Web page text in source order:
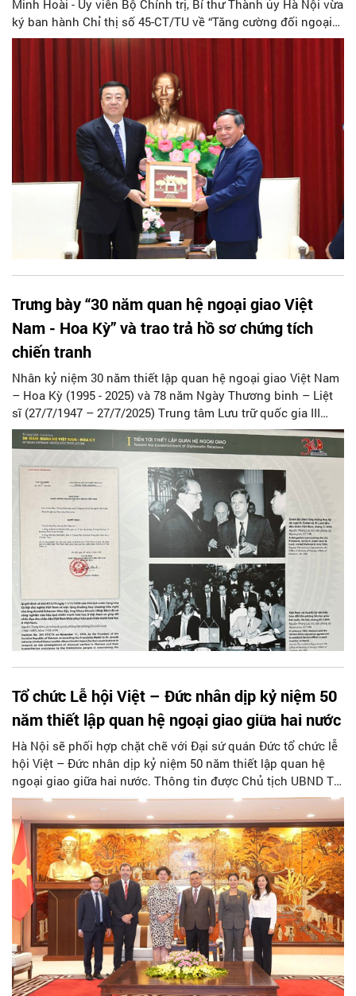
Minh Hoài - Ủy viên Bộ Chính trị, Bí thư Thành ủy Hà Nội vừa
ký ban hành Chỉ thị số 45-CT/TU về “Tăng cường đối ngoại
nhân dân của Thủ đô Hà Nội đến năm 2030, tầm nhìn đến
Trưng bày “30 năm quan hệ ngoại giao Việt
Nam - Hoa Kỳ” và trao trả hồ sơ chứng tích
chiến tranh
Nhân kỷ niệm 30 năm thiết lập quan hệ ngoại giao Việt Nam
– Hoa Kỳ (1995 - 2025) và 78 năm Ngày Thương binh – Liệt
sĩ (27/7/1947 – 27/7/2025) Trung tâm Lưu trữ quốc gia III
(Cục Văn thư và Lưu trữ nhà nước, Bộ Nội vụ) tổ chức Trưng
bày tài liệu “30 năm quan hệ Việt Nam – Hoa Kỳ” và trao hồ
sơ chứng tích chiến tranh cho các gia đình liệt sĩ và các cựu
chiến binh.
Tổ chức Lễ hội Việt – Đức nhân dịp kỷ niệm 50
năm thiết lập quan hệ ngoại giao giữa hai nước
Hà Nội sẽ phối hợp chặt chẽ với Đại sứ quán Đức tổ chức lễ
hội Việt – Đức nhân dịp kỷ niệm 50 năm thiết lập quan hệ
ngoại giao giữa hai nước. Thông tin được Chủ tịch UBND TP
Hà Nội Trần Sỹ Thanh đưa ra trong buổi tiếp Đại sứ Cộng
hòa Liên bang Đức tại Việt Nam Helga Margarete Barth ngày
2/6 tại Trụ sở UBND Thành phố.